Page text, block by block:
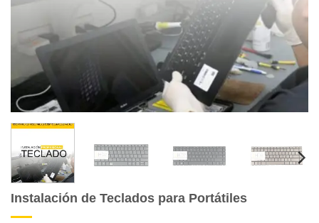
Instalación de Teclados para Portátiles